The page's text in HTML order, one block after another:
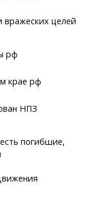
вражеских целей
рф
крае рф
НПЗ
погибшие,